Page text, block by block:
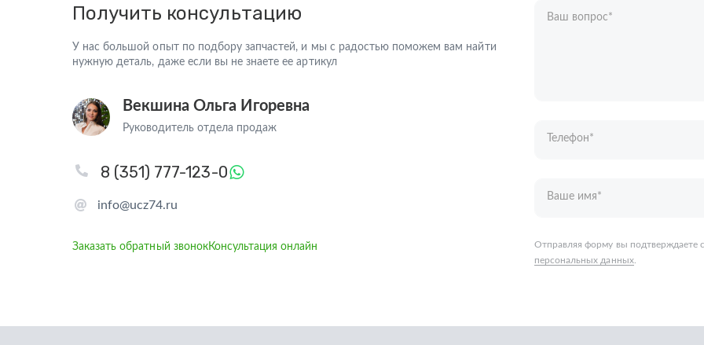
Получить консультацию
У нас большой опыт по подбору запчастей, и мы с радостью поможем вам найти
нужную деталь, даже если вы не знаете ее артикул
Векшина Ольга Игоревна
Руководитель отдела продаж
info@ucz74.ru
8 (351) 777-123-0
Заказать обратный звонокКонсультация онлайн
Ваш вопрос*